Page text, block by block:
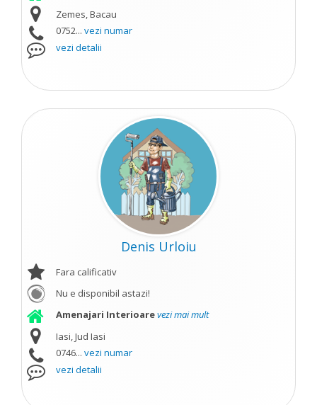
Zemes, Bacau
0752... vezi numar
vezi detalii
Denis Urloiu
Fara calificativ
Nu e disponibil astazi!
Amenajari Interioarevezi mai mult
Iasi, Jud Iasi
0746... vezi numar
vezi detalii